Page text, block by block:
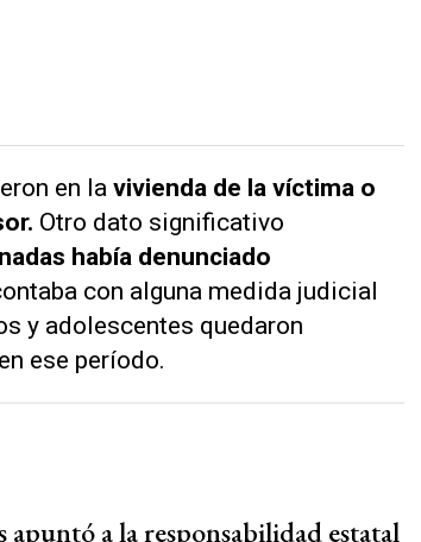
en la vivienda de la víctima o
Otro dato significativo
había denunciado
con alguna medida judicial
y adolescentes quedaron
ese período.
a la responsabilidad estatal